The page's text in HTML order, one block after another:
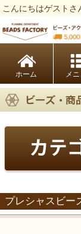
こんにちはゲストさ
ホーム
プレシャスビー